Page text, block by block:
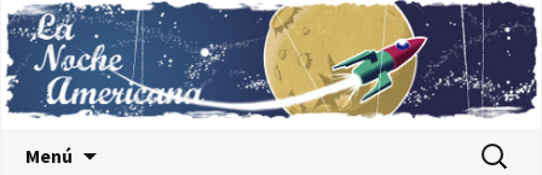
Menú Buscar: